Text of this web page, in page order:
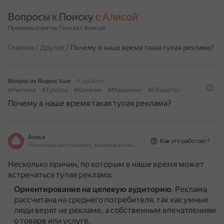
Вопросы к Поиску с Алисой
Примеры ответов Поиска с Алисой
Главная / Другое / Почему в наше время такая тупая реклама?
Вопрос из Яндекс Кью
4 декабря
#Реклама
#Тупость #Креатив #Маркетинг #Общество
Почему в наше время такая тупая реклама?
Алиса
На основе источников, возможны неточности
Как это работает?
Несколько причин, по которым в наше время может
встречаться тупая реклама:
Ориентирование на целевую аудиторию. Реклама
рассчитана на среднего потребителя, так как умные
люди верят не рекламе, а собственным впечатлениям
о товаре или услуге.